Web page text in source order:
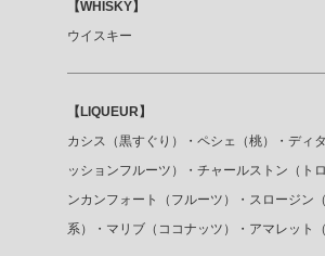
【WHISKY】
ウイスキー
【LIQUEUR】
カシス（黒すぐり）・ペシェ（桃）・ディ
ッションフルーツ）・チャールストン（ト
ンカンフォート（フルーツ）・スロージン
系）・マリブ（ココナッツ）・アマレット（